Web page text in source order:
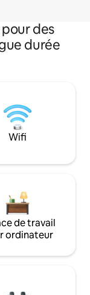
des
durée
Wifi
de travail
ordinateur